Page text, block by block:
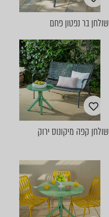
שולחן בר נפטון פחם
שולחן קפה מיקונוס ירוק